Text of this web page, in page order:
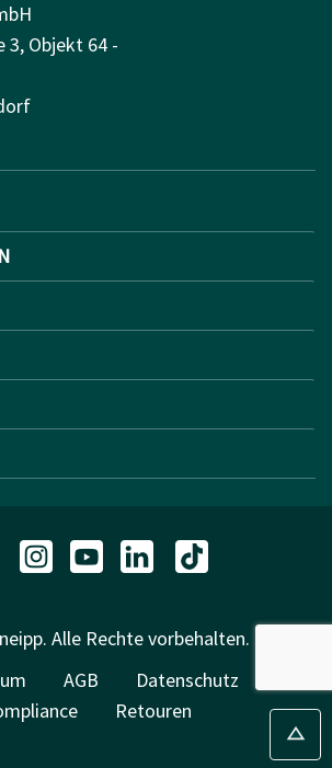
3, Objekt 64 -
Alle Rechte vorbehalten.
AGB
Datenschutz
Retouren